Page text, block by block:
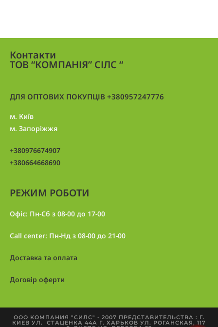
Контакти
ТОВ “КОМПАНІЯ” СІЛС “
ДЛЯ ОПТОВИХ ПОКУПЦІВ +380957247776
м. Київ
м. Запоріжжя
+380976674907
+380664668690
РЕЖИМ РОБОТИ
Офіс: Пн-Сб з 08-00 до 17-00
Call center: Пн-Нд з 08-00 до 21-00
Доставка та оплата
Договір оферти
ООО КОМПАНИЯ "СИЛС" - 2007 ПРЕДСТАВИТЕЛЬСТВА : Г.
КИЕВ УЛ. СТАЦЕНКА 44А Г. ХАРЬКОВ УЛ. РОГАНСКАЯ, 117